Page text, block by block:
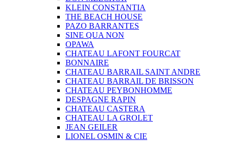
KLEIN CONSTANTIA
THE BEACH HOUSE
PAZO BARRANTES
SINE QUA NON
OPAWA
CHATEAU LAFONT FOURCAT
BONNAIRE
CHATEAU BARRAIL SAINT ANDRE
CHATEAU BARRAIL DE BRISSON
CHATEAU PEYBONHOMME
DESPAGNE RAPIN
CHATEAU CASTERA
CHATEAU LA GROLET
JEAN GEILER
LIONEL OSMIN & CIE